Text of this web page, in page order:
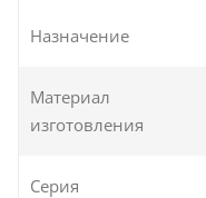
Назначение
Материал
изготовления
Серия